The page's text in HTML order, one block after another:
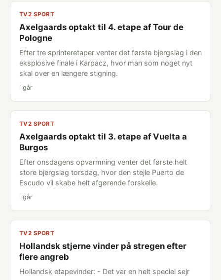
TV2 SPORT
Axelgaards optakt til 4. etape af Tour de
Pologne
Efter tre sprinteretaper venter det første bjergslag i den
eksplosive finale i Karpacz, hvor man som noget nyt
skal over en længere stigning.
i går
TV2 SPORT
Axelgaards optakt til 3. etape af Vuelta a
Burgos
Efter onsdagens opvarmning venter det første helt
store bjergslag torsdag, hvor den stejle Puerto de
Escudo vil skabe helt afgørende forskelle.
i går
TV2 SPORT
Hollandsk stjerne vinder på stregen efter
flere angreb
Hollandsk etapevinder: - Det var en helt speciel sejr